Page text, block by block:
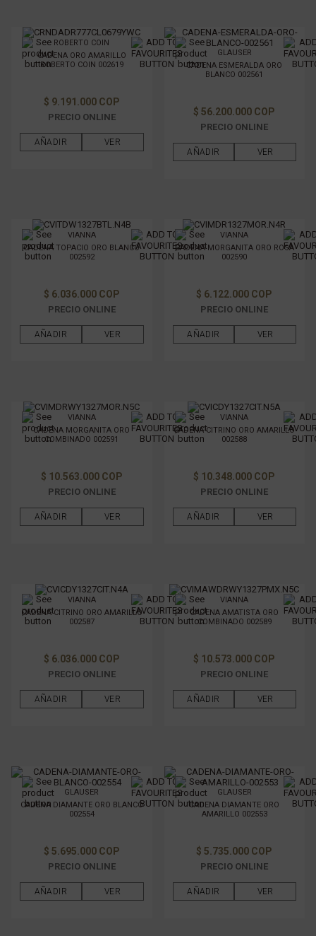
ROBERTO COIN
CADENA ORO AMARILLO
ROBERTO COIN 002619
$ 9.191.000 COP
PRECIO ONLINE
AÑADIR VER
GLAUSER
CADENA ESMERALDA ORO
BLANCO 002561
$ 56.200.000 COP
PRECIO ONLINE
AÑADIR VER
VIANNA
CADENA TOPACIO ORO BLANCO
002592
$ 6.036.000 COP
PRECIO ONLINE
AÑADIR VER
VIANNA
CADENA MORGANITA ORO ROSA
002590
$ 6.122.000 COP
PRECIO ONLINE
AÑADIR VER
VIANNA
CADENA MORGANITA ORO
COMBINADO 002591
$ 10.563.000 COP
PRECIO ONLINE
AÑADIR VER
VIANNA
CADENA CITRINO ORO AMARILLO
002588
$ 10.348.000 COP
PRECIO ONLINE
AÑADIR VER
VIANNA
CADENA CITRINO ORO AMARILLO
002587
$ 6.036.000 COP
PRECIO ONLINE
AÑADIR VER
VIANNA
CADENA AMATISTA ORO
COMBINADO 002589
$ 10.573.000 COP
PRECIO ONLINE
AÑADIR VER
GLAUSER
CADENA DIAMANTE ORO BLANCO
002554
$ 5.695.000 COP
PRECIO ONLINE
AÑADIR VER
GLAUSER
CADENA DIAMANTE ORO
AMARILLO 002553
$ 5.735.000 COP
PRECIO ONLINE
AÑADIR VER